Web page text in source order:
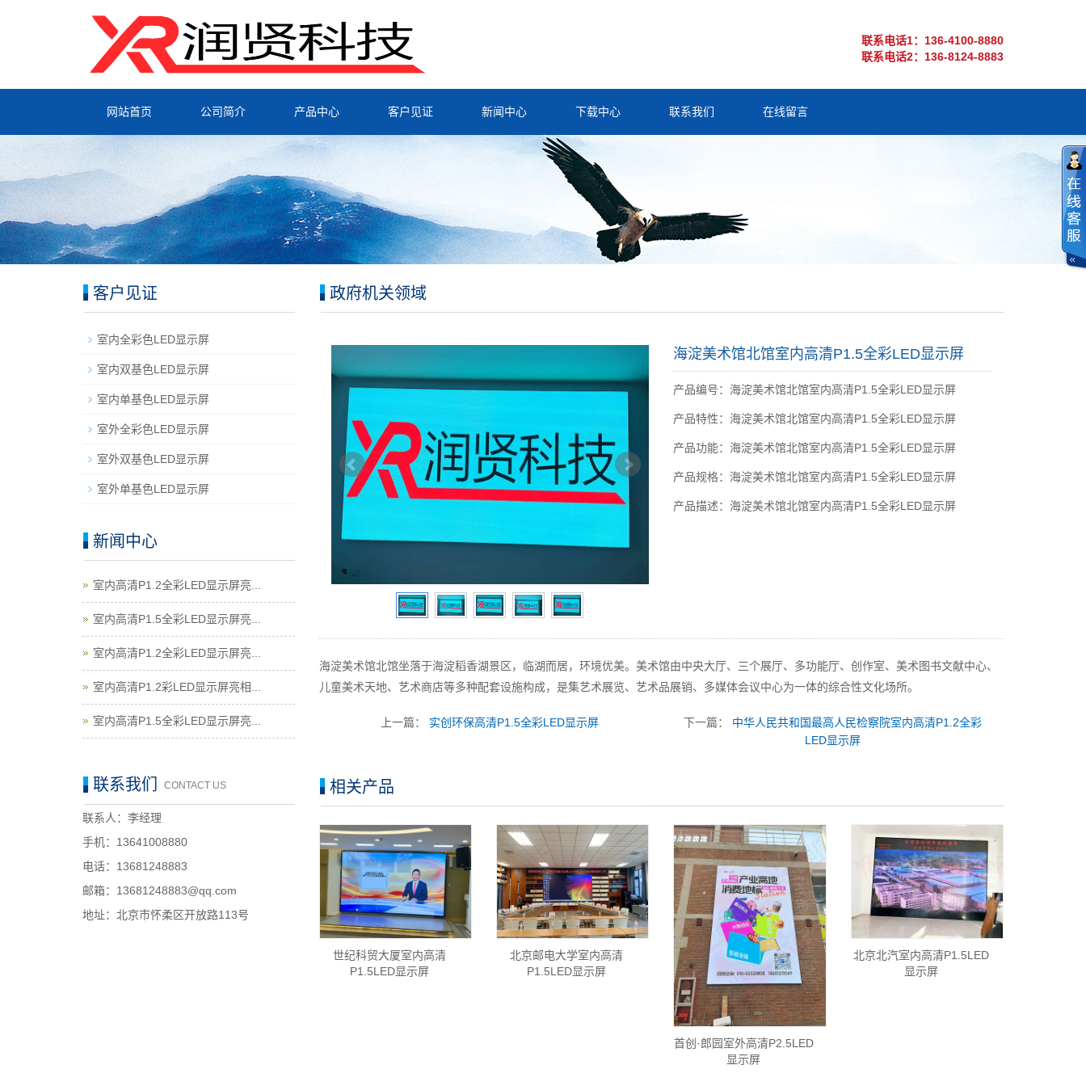
联系电话1：136-4100-8880
联系电话2：136-8124-8883
网站首页 公司简介 产品中心 客户见证 新闻中心 下载中心 联系我们 在线留言
政府机关领域
海淀美术馆北馆室内高清P1.5全彩LED显示屏
产品编号：海淀美术馆北馆室内高清P1.5全彩LED显示屏
产品特性：海淀美术馆北馆室内高清P1.5全彩LED显示屏
产品功能：海淀美术馆北馆室内高清P1.5全彩LED显示屏
产品规格：海淀美术馆北馆室内高清P1.5全彩LED显示屏
产品描述：海淀美术馆北馆室内高清P1.5全彩LED显示屏
海淀美术馆北馆坐落于海淀稻香湖景区，临湖而居，环境优美。美术馆由中央大厅、三个展厅、多功能厅、创作室、美术图书文献中心、
儿童美术天地、艺术商店等多种配套设施构成，是集艺术展览、艺术品展销、多媒体会议中心为一体的综合性文化场所。
上一篇： 实创环保高清P1.5全彩LED显示屏 下一篇： 中华人民共和国最高人民检察院室内高清P1.2全彩
LED显示屏
相关产品
世纪科贸大厦室内高清
P1.5LED显示屏
北京邮电大学室内高清
P1.5LED显示屏
首创·郎园室外高清P2.5LED
显示屏
北京北汽室内高清P1.5LED
显示屏
客户见证
室内全彩色LED显示屏
室内双基色LED显示屏
室内单基色LED显示屏
室外全彩色LED显示屏
室外双基色LED显示屏
室外单基色LED显示屏
新闻中心
室内高清P1.2全彩LED显示屏亮...
室内高清P1.5全彩LED显示屏亮...
室内高清P1.2全彩LED显示屏亮...
室内高清P1.2彩LED显示屏亮相...
室内高清P1.5全彩LED显示屏亮...
联系我们 CONTACT US
联系人：李经理
手机：13641008880
电话：13681248883
邮箱：13681248883@qq.com
地址：北京市怀柔区开放路113号